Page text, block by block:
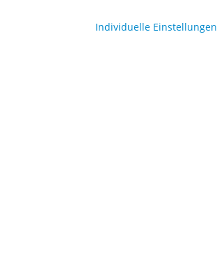
Individuelle Einstellungen